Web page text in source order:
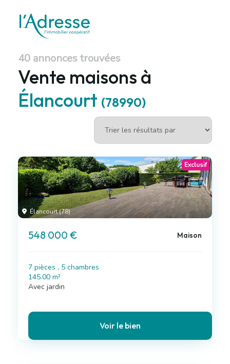
40 annonces trouvées
Vente maisons à
Élancourt (78990)
Élancourt (78)
Exclusif
548 000 € Maison
7 pièces , 5 chambres
145.00 m²
Avec jardin
Voir le bien